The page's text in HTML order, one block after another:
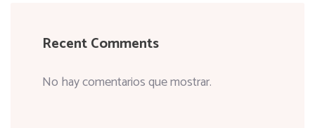
Recent Comments
No hay comentarios que mostrar.